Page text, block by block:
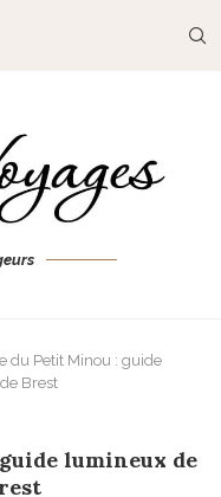
du Petit Minou : guide
Brest
lumineux de